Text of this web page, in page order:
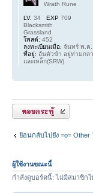
Wrath Rune
LV. 34 EXP 709
Blacksmith
Grassland
โพสต์: 452
ลงทะเบียนเมื่อ: จันทร์ พ.ค.
ที่อยู่: อันตัวข้า อยู่ท่ามกล
และเหล็ก(SRW)
ตอบกระทู้
ย้อนกลับไปยัง =o= Other
ผู้ใช้งานขณะนี้
กำลังดูบอร์ดนี้: ไม่มีสมาชิก